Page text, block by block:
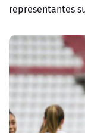
representantes